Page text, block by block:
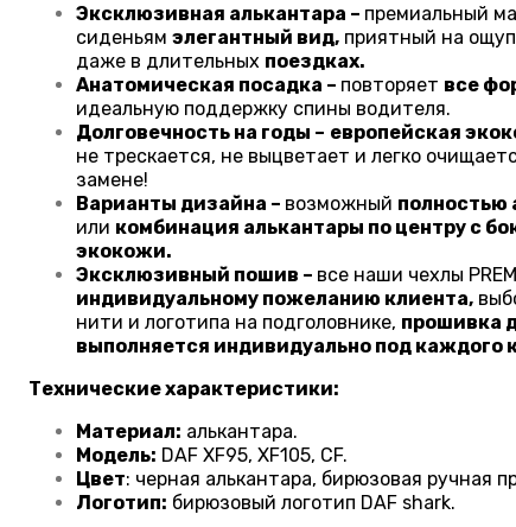
Эксклюзивная алькантара – премиальный
сиденьям элегантный вид, приятный на
даже в длительных поездках.
Анатомическая посадка – повторяет все
идеальную поддержку спины водителя.
Долговечность на годы – европейская
не трескается, не выцветает и легко
замене!
Варианты дизайна – возможный полностью
или комбинация алькантары по центру с
экокожи.
Эксклюзивный пошив – все наши чехлы
индивидуальному пожеланию клиента,
нити и логотипа на подголовнике, прошивка
выполняется индивидуально под каждого
Технические характеристики:
Материал: алькантара.
Модель: DAF XF95, XF105, CF.
Цвет: черная алькантара, бирюзовая ручная
Логотип: бирюзовый логотип DAF shark.